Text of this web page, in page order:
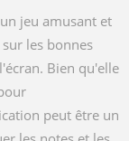
jeu amusant et
les bonnes
Bien qu'elle
peut être un